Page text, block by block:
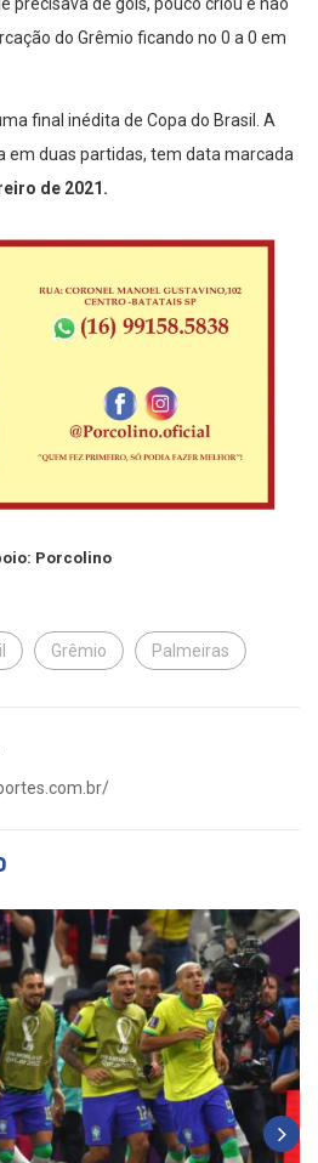
precisava de gols, pouco criou e não
do Grêmio ficando no 0 a 0 em
final inédita de Copa do Brasil. A
em duas partidas, tem data marcada
de 2021.
Porcolino
Grêmio Palmeiras